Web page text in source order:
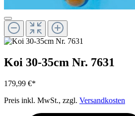
Koi 30-35cm Nr. 7631
179,99 €*
Preis inkl. MwSt., zzgl. Versandkosten